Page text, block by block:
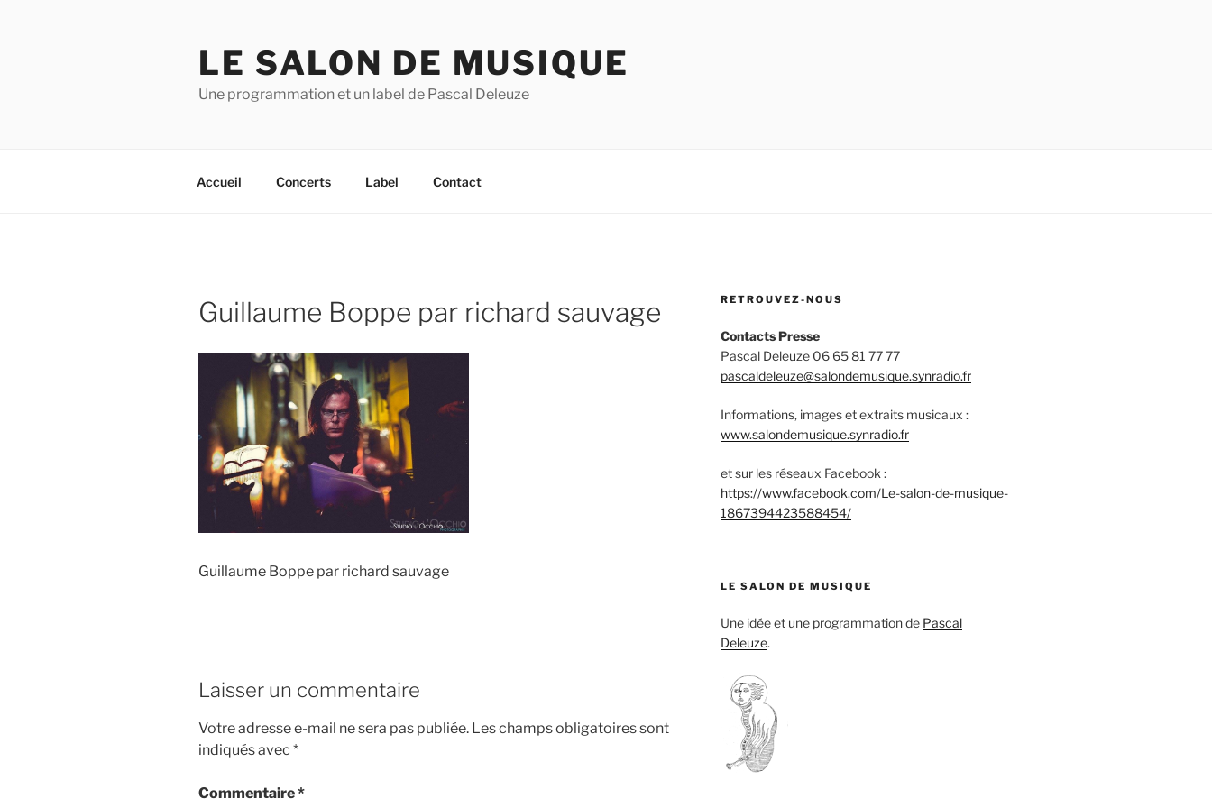
LE SALON DE MUSIQUE
Une programmation et un label de Pascal Deleuze
Accueil Concerts Label Contact
Guillaume Boppe par richard sauvage
Guillaume Boppe par richard sauvage
Laisser un commentaire
Votre adresse e-mail ne sera pas publiée. Les champs obligatoires sont
indiqués avec *
Commentaire*
RETROUVEZ-NOUS
Contacts Presse
Pascal Deleuze 06 65 81 77 77
pascaldeleuze@salondemusique.synradio.fr
Informations, images et extraits musicaux :
www.salondemusique.synradio.fr
et sur les réseaux Facebook :
https://www.facebook.com/Le-salon-de-musique-
1867394423588454/
LE SALON DE MUSIQUE
Une idée et une programmation de Pascal
Deleuze.